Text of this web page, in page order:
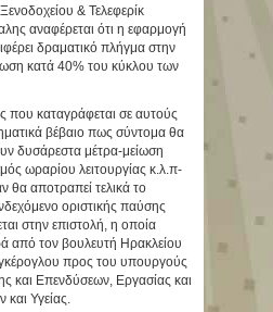
& Τελεφερίκ
αναφέρεται ότι η εφαρμογή
δραματικό πλήγμα στην
κατά 40% του κύκλου των
που καταγράφεται σε αυτούς
βέβαιο πως σύντομα θα
δυσάρεστα μέτρα-μείωση
ωραρίου λειτουργίας κ.λ.π-
θα αποτραπεί τελικά το
οριστικής παύσης
στην επιστολή, η οποία
από τον βουλευτή Ηρακλείου
προς του υπουργούς
και Επενδύσεων, Εργασίας και
Υγείας.